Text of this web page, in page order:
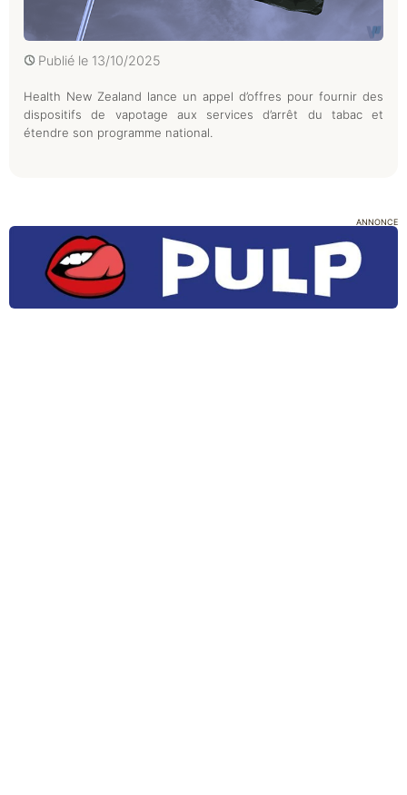
Publié le 13/10/2025
Health New Zealand lance un appel d’offres pour fournir des
dispositifs de vapotage aux services d’arrêt du tabac et
étendre son programme national.
ANNONCE